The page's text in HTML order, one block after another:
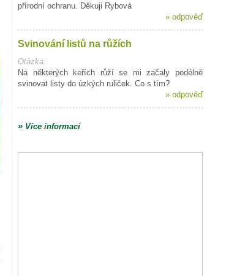
přírodní ochranu. Děkuji Rybová
» odpověď
Svinování listů na růžích
Otázka:
Na některých keřích růží se mi začaly podélně
svinovat listy do úzkých ruliček. Co s tím?
» odpověď
» Více informací